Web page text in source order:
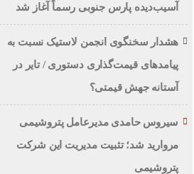
آسیب‌دیده پارس جنوبی رسماً آغاز شد
هشدار سخنگوی انجمن لاستیک نسبت به
پیامدهای قیمت‌گذاری دستوری / تایر در
آستانه جهش قیمتی؟
سیروس حامدی مدیرعامل پتروشیمی
مروارید شد؛ تثبیت مدیریت این شرکت
پتروشیمی